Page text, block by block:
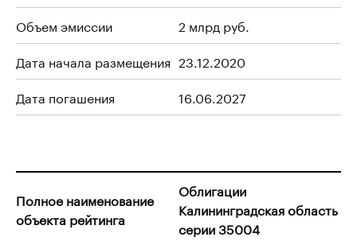
Объем эмиссии
2 млрд руб.
Дата начала размещения 23.12.2020
Дата погашения
16.06.2027
Полное наименование
объекта рейтинга
Облигации
Калининградская область
серии 35004